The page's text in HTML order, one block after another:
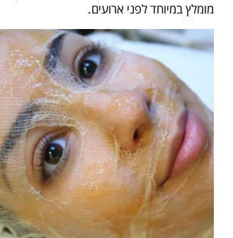
מומלץ במיוחד לפני ארועים.